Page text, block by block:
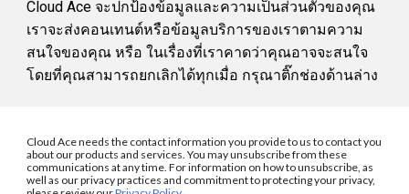
Cloud Ace needs the contact information you provide to us to contact you
about our products and services. You may unsubscribe from these
communications at any time. For information on how to unsubscribe, as
well as our privacy practices and commitment to protecting your privacy,